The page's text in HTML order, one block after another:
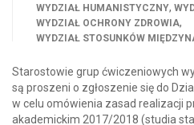
WYDZIAŁ HUMANISTYCZNY,
WYDZIAŁ OCHRONY ZDROWIA,
WYDZIAŁ STOSUNKÓW
Starostowie grup ćwiczeniowych
są proszeni o zgłoszenie się do
w celu omówienia zasad realizacji
akademickim 2017/2018 (studia